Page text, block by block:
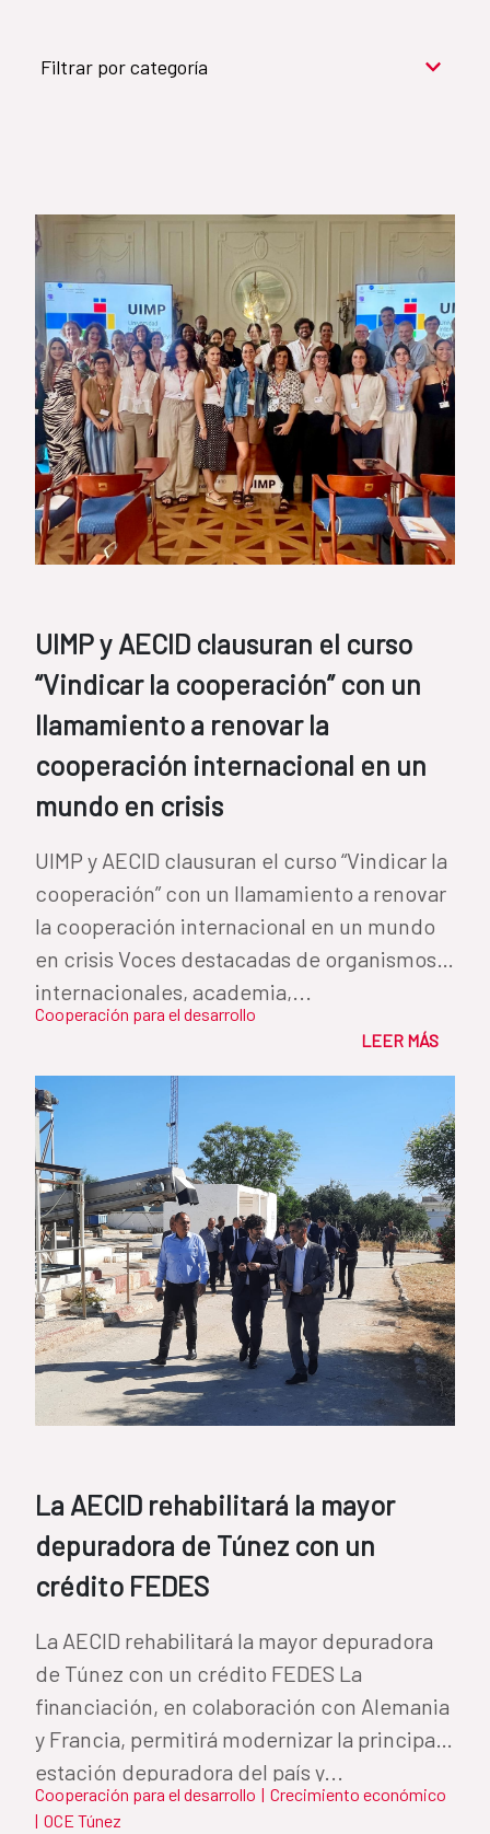
Filtrar por categoría
Objetivos de Desarrollo Sostenible (524)
Género (500)
AMÉRICA LATINA Y CARIBE (490)
España (486)
Agua y saneamiento (333)
Salud (265)
Educación (225)
UIMP y AECID clausuran el curso
“Vindicar la cooperación” con un
llamamiento a renovar la
cooperación internacional en un
mundo en crisis
UIMP y AECID clausuran el curso “Vindicar la
cooperación” con un llamamiento a renovar
la cooperación internacional en un mundo
en crisis Voces destacadas de organismos
internacionales, academia,...
Cooperación para el desarrollo
LEER MÁS
La AECID rehabilitará la mayor
depuradora de Túnez con un
crédito FEDES
La AECID rehabilitará la mayor depuradora
de Túnez con un crédito FEDES La
financiación, en colaboración con Alemania
y Francia, permitirá modernizar la principal
estación depuradora del país y...
Cooperación para el desarrollo | Crecimiento económico
| OCE Túnez